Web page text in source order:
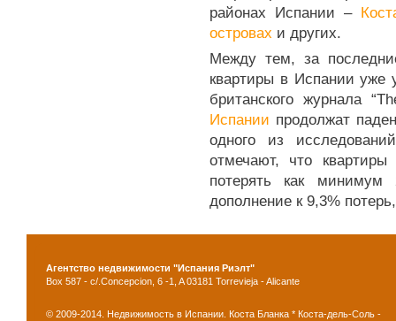
районах Испании –
островах и других.
Между тем, за
квартиры в Испании уже
британского журнала
Испании продолжат
одного из
отмечают, что
потерять как
дополнение к 9,3%
Агентство недвижимости "Испания Риэлт"
Box 587 - c/.Concepcion, 6 -1, A 03181 Torrevieja - Alicante
© 2009-2014. Недвижимость в Испании. Коста Бланка * Коста-дель-Соль -